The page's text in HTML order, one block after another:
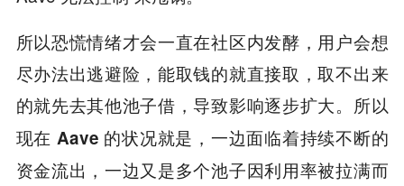
所以恐慌情绪才会一直在社区内发酵，用户会想
尽办法出逃避险，能取钱的就直接取，取不出来
的就先去其他池子借，导致影响逐步扩大。 所以
现在 Aave 的状况就是，一边面临着持续不断的
资金流出，一边又是多个池子因利用率被拉满而